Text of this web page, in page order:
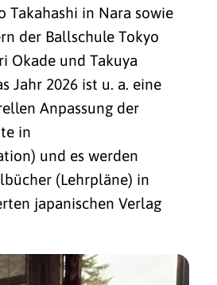
Takahashi in Nara sowie
der Ballschule Tokyo
Okade und Takuya
Jahr 2026 ist u. a. eine
Anpassung der
in
und es werden
(Lehrpläne) in
japanischen Verlag